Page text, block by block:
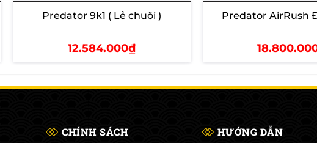
Hết hàngPredator 9k1 ( Lẻ chuôi )
12.584.000₫
Hết hàng
Predator AirRush
CHÍNH SÁCH HƯỚNG DẪN